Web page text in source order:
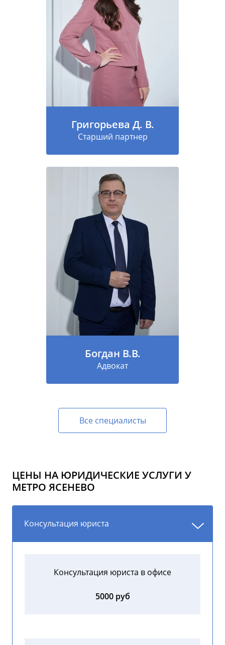
Григорьева Д. В.
Старший партнер
Богдан В.В.
Адвокат
Все специалисты
ЦЕНЫ НА ЮРИДИЧЕСКИЕ УСЛУГИ У
МЕТРО ЯСЕНЕВО
Консультация юриста
Консультация юриста в офисе
5000 руб